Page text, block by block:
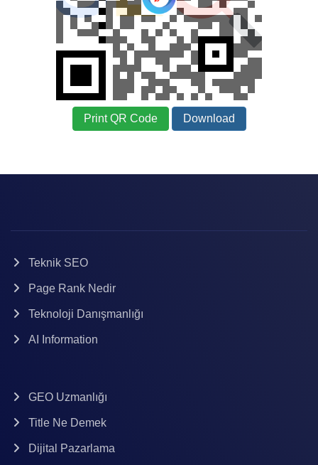
Print QR Code Download
Teknik SEO
Page Rank Nedir
Teknoloji Danışmanlığı
AI Information
GEO Uzmanlığı
Title Ne Demek
Dijital Pazarlama